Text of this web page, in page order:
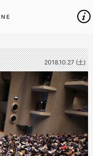
2018.10.27 (土)